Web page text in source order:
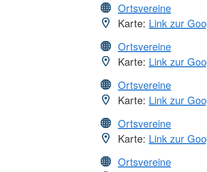
Ortsvereine
Karte: Link zur
Ortsvereine
Karte: Link zur
Ortsvereine
Karte: Link zur
Ortsvereine
Karte: Link zur
Ortsvereine